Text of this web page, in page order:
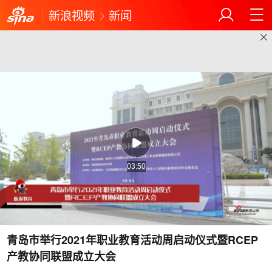
新浪视频 新闻
03:50
青岛市举行2021年职业教育活动周启动仪式暨RCEP
产教协同联盟成立大会